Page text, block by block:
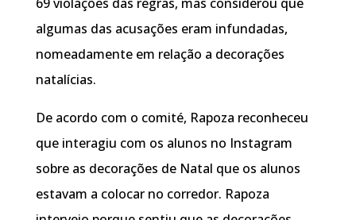
algumas das acusações eram infundadas,
nomeadamente em relação a decorações
natalícias.
De acordo com o comité, Rapoza reconheceu
que interagiu com os alunos no Instagram
sobre as decorações de Natal que os alunos
estavam a colocar no corredor. Rapoza